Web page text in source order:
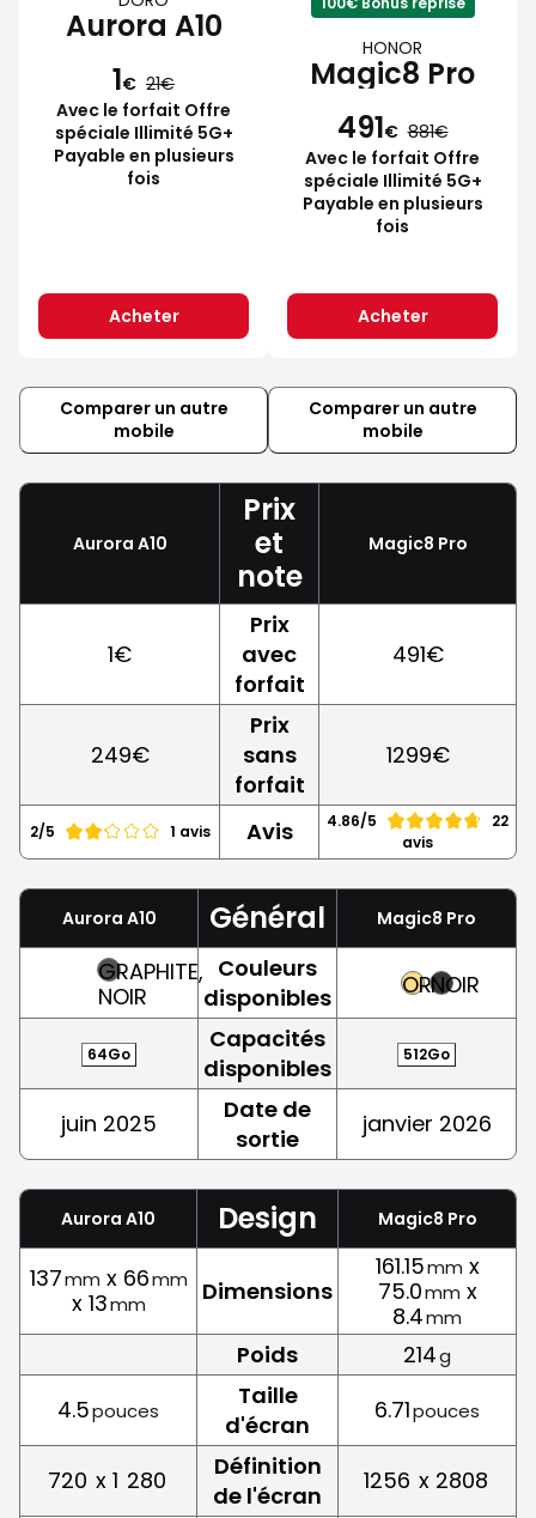
Aurora A10
1€ 21
Avec le forfait Offre
spéciale Illimité 5G+
Payable en plusieurs
fois
Acheter
HONOR
Magic8 Pro
491€ 881
Avec le forfait Offre
spéciale Illimité 5G+
Payable en plusieurs
fois
Acheter
Comparer un autre
mobile
Comparer un autre
mobile
Aurora A10
Prix
et
note
Magic8 Pro
1€
Prix
avec
forfait
491€
249€
Prix
sans
forfait
1299€
2/5 1 avis Avis 4.86/5
22
avis
Aurora A10 Général Magic8 Pro
GRAPHITE,
NOIR
Couleurs
disponibles
ORNOIR
64Go
Capacités
disponibles
512Go
juin 2025
Date de
sortie
janvier 2026
Aurora A10 Design Magic8 Pro
137mm x 66mm
x 13mm Dimensions
161.15mm x
75.0mm x
8.4mm
Poids 214g
4.5pouces
Taille
d'écran
6.71pouces
720 x 1 280
Définition
de l'écran
1256 x 2808